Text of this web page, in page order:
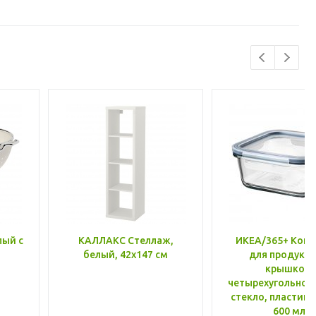
с
КАЛЛАКС Стеллаж,
белый, 42x147 см
ИКЕА/365+
для
крышкой,
стекло, пластик
600 мл